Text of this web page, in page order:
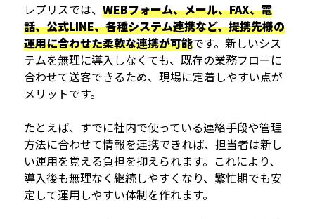
レプリスでは、 WEBフォーム、メール、FAX、電
話、公式LINE、各種システム連携など、提携先様の
運用に合わせた柔軟な連携が可能です。新しいシス
テムを無理に導入しなくても、既存の業務フローに
合わせて送客できるため、現場に定着しやすい点が
メリットです。
たとえば、すでに社内で使っている連絡手段や管理
方法に合わせて情報を連携できれば、担当者は新し
い運用を覚える負担を抑えられます。これにより、
導入後も無理なく継続しやすくなり、繁忙期でも安
定して運用しやすい体制を作れます。